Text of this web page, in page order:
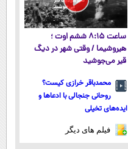
ساعت ۸:۱۵ ششم اوت ؛
هیروشیما / وقتی شهر در دیگ
قیر می‌جوشید
محمدباقر خرازی کیست؟
روحانی جنجالی با ادعاها و
ایده‌های تخیلی
فیلم های دیگر